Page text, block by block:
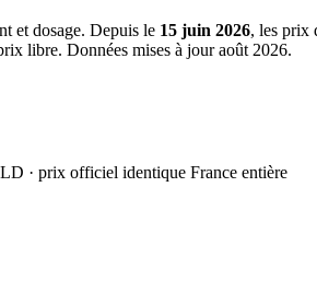
et dosage. Depuis le 15 juin 2026, les prix
libre. Données mises à jour août 2026.
· prix officiel identique France entière